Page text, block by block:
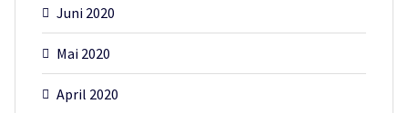
Juni 2020
Mai 2020
April 2020